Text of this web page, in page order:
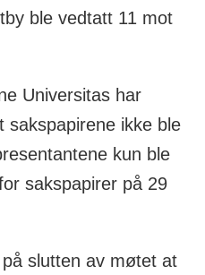
ble vedtatt 11 mot
Universitas har
sakspapirene ikke ble
kun ble
sakspapirer på 29
slutten av møtet at